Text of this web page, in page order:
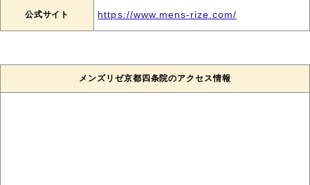
公式サイト https://www.mens-rize.com/
メンズリゼ京都四条院のアクセス情報